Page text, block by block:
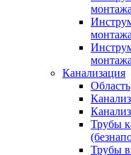
Канализация
Область
Трубы
Трубы